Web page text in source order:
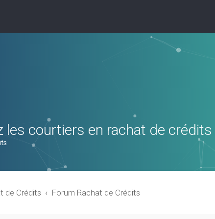
courtiers en rachat de crédits
de Crédits Forum Rachat de Crédits